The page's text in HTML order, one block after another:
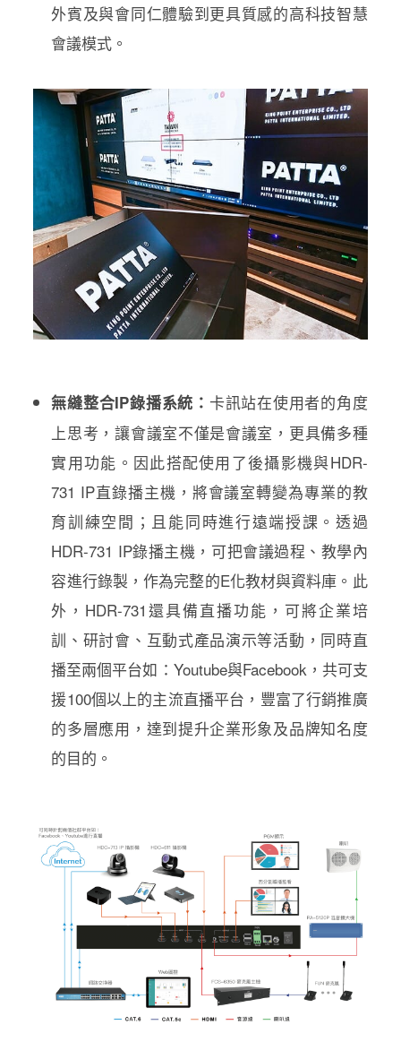
外賓及與會同仁體驗到更具質感的高科技智慧
會議模式。
無縫整合IP錄播系統： 卡訊站在使用者的角度
上思考，讓會議室不僅是會議室，更具備多種
實用功能。因此搭配使用了後攝影機與HDR-
731 IP直錄播主機，將會議室轉變為專業的教
育訓練空間；且能同時進行遠端授課。透過
HDR-731 IP錄播主機，可把會議過程、教學內
容進行錄製，作為完整的E化教材與資料庫。此
外，HDR-731還具備直播功能，可將企業培
訓、研討會、互動式產品演示等活動，同時直
播至兩個平台如：Youtube與Facebook，共可支
援100個以上的主流直播平台，豐富了行銷推廣
的多層應用，達到提升企業形象及品牌知名度
的目的。